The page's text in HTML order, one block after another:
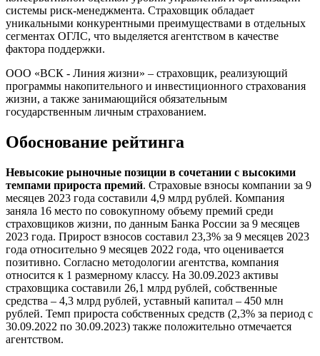
системы риск-менеджмента. Страховщик обладает
уникальными конкурентными преимуществами в отдельных
сегментах ОГЛС, что выделяется агентством в качестве
фактора поддержки.
ООО «ВСК - Линия жизни» – страховщик, реализующий
программы накопительного и инвестиционного страхования
жизни, а также занимающийся обязательным
государственным личным страхованием.
Обоснование рейтинга
Невысокие рыночные позиции в сочетании с высокими
темпами прироста премий. Страховые взносы компании за 9
месяцев 2023 года составили 4,9 млрд рублей. Компания
заняла 16 место по совокупному объему премий среди
страховщиков жизни, по данным Банка России за 9 месяцев
2023 года. Прирост взносов составил 23,3% за 9 месяцев 2023
года относительно 9 месяцев 2022 года, что оценивается
позитивно. Согласно методологии агентства, компания
относится к 1 размерному классу. На 30.09.2023 активы
страховщика составили 26,1 млрд рублей, собственные
средства – 4,3 млрд рублей, уставный капитал – 450 млн
рублей. Темп прироста собственных средств (2,3% за период с
30.09.2022 по 30.09.2023) также положительно отмечается
агентством.